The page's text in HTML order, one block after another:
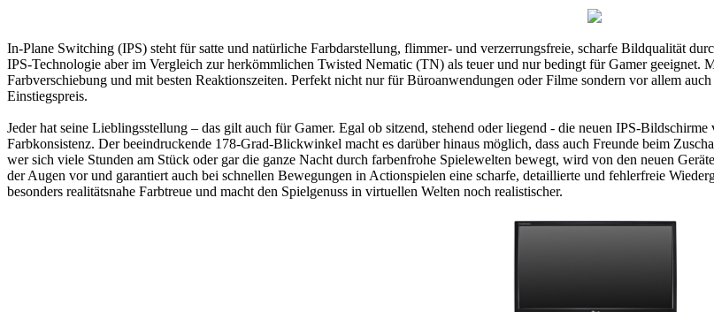
In-Plane Switching (IPS) steht für satte und natürliche Farbdarstellung, flimmer- und verzerrungsfreie, scharfe Bildqualität
IPS-Technologie aber im Vergleich zur herkömmlichen Twisted Nematic (TN) als teuer und nur bedingt für Gamer
Farbverschiebung und mit besten Reaktionszeiten. Perfekt nicht nur für Büroanwendungen oder Filme sondern vor allem
Einstiegspreis.
Jeder hat seine Lieblingsstellung – das gilt auch für Gamer. Egal ob sitzend, stehend oder liegend - die neuen IPS-
Farbkonsistenz. Der beeindruckende 178-Grad-Blickwinkel macht es darüber hinaus möglich, dass auch Freunde beim
wer sich viele Stunden am Stück oder gar die ganze Nacht durch farbenfrohe Spielewelten bewegt, wird von den neuen
der Augen vor und garantiert auch bei schnellen Bewegungen in Actionspielen eine scharfe, detaillierte und fehlerfreie
besonders realitätsnahe Farbtreue und macht den Spielgenuss in virtuellen Welten noch realistischer.